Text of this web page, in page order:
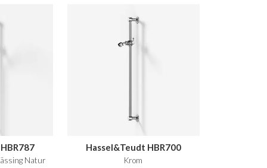
Natur
Hassel&Teudt HBR700
Krom